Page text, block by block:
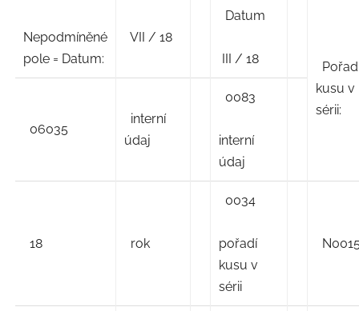
Nepodmíněné
pole = Datum:
VII / 18
Datum
III / 18
kusu v
sérii:
06035
interní
údaj
0083
interní
údaj
18 rok
0034
pořadí
kusu v
sérii